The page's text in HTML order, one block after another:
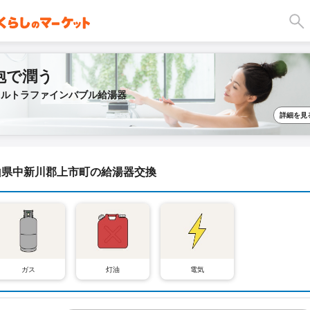
で潤う
トラファインバブル給湯器
詳細を見
中新川郡上市町の給湯器交換
ガス 灯油 電気